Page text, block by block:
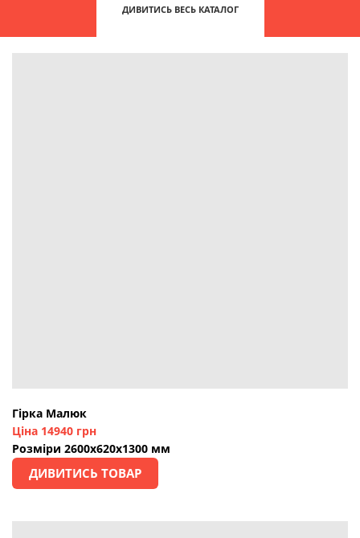
ДИВИТИСЬ ВЕСЬ КАТАЛОГ
Гірка Малюк
Ціна 14940 грн
Розміри 2600х620х1300 мм
ДИВИТИСЬ ТОВАР